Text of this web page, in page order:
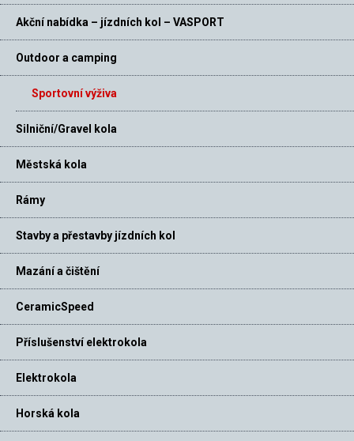
Akční nabídka – jízdních kol – VASPORT
Outdoor a camping
Sportovní výživa
Silniční/Gravel kola
Městská kola
Rámy
Stavby a přestavby jízdních kol
Mazání a čištění
CeramicSpeed
Příslušenství elektrokola
Elektrokola
Horská kola